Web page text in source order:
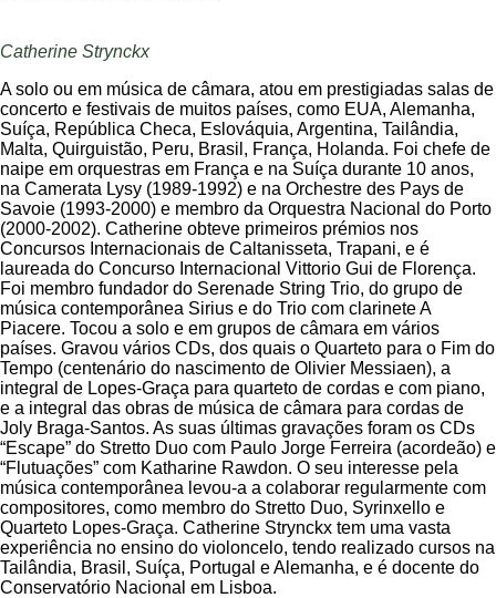
Catherine Strynckx
A solo ou em música de câmara, atou em prestigiadas salas de
concerto e festivais de muitos países, como EUA, Alemanha,
Suíça, República Checa, Eslováquia, Argentina, Tailândia,
Malta, Quirguistão, Peru, Brasil, França, Holanda. Foi chefe de
naipe em orquestras em França e na Suíça durante 10 anos,
na Camerata Lysy (1989-1992) e na Orchestre des Pays de
Savoie (1993-2000) e membro da Orquestra Nacional do Porto
(2000-2002). Catherine obteve primeiros prémios nos
Concursos Internacionais de Caltanisseta, Trapani, e é
laureada do Concurso Internacional Vittorio Gui de Florença.
Foi membro fundador do Serenade String Trio, do grupo de
música contemporânea Sirius e do Trio com clarinete A
Piacere. Tocou a solo e em grupos de câmara em vários
países. Gravou vários CDs, dos quais o Quarteto para o Fim do
Tempo (centenário do nascimento de Olivier Messiaen), a
integral de Lopes-Graça para quarteto de cordas e com piano,
e a integral das obras de música de câmara para cordas de
Joly Braga-Santos. As suas últimas gravações foram os CDs
“Escape” do Stretto Duo com Paulo Jorge Ferreira (acordeão) e
“Flutuações” com Katharine Rawdon. O seu interesse pela
música contemporânea levou-a a colaborar regularmente com
compositores, como membro do Stretto Duo, Syrinxello e
Quarteto Lopes-Graça. Catherine Strynckx tem uma vasta
experiência no ensino do violoncelo, tendo realizado cursos na
Tailândia, Brasil, Suíça, Portugal e Alemanha, e é docente do
Conservatório Nacional em Lisboa.